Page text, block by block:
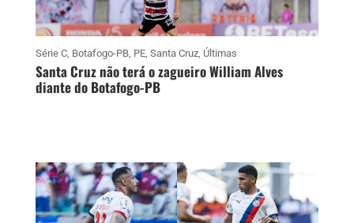
Série C, Botafogo-PB, PE, Santa Cruz, Últimas
Santa Cruz não terá o zagueiro William Alves
diante do Botafogo-PB